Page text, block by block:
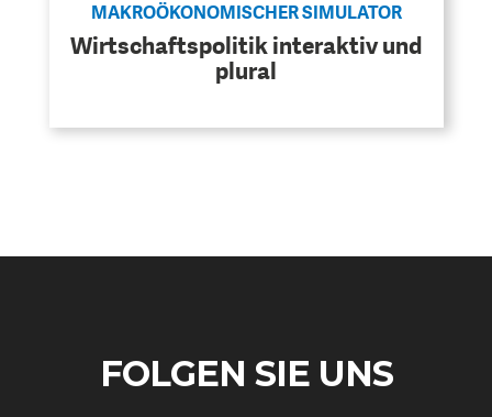
MAKROÖKONOMISCHER SIMULATOR
Wirtschaftspolitik interaktiv und
plural
FOLGEN SIE UNS